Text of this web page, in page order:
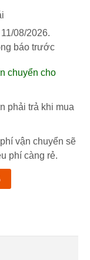
11/08/2026.
báo trước
chuyển cho
phải trả khi mua
vận chuyển sẽ
phí càng rẻ.